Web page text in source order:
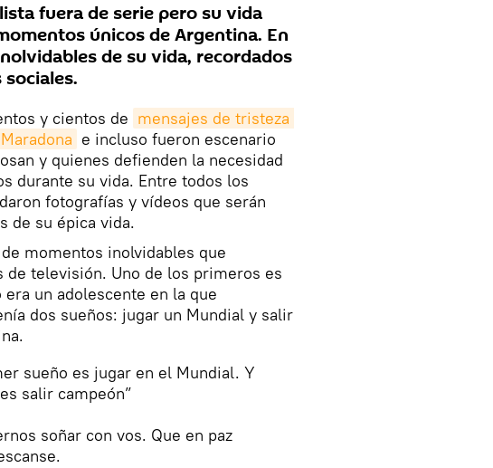
fuera de serie pero su vida
únicos de Argentina. En
de su vida, recordados
y cientos de mensajes de tristeza
e incluso fueron escenario
y quienes defienden la necesidad
durante su vida. Entre todos los
fotografías y vídeos que serán
de su épica vida.
momentos inolvidables que
de televisión. Uno de los primeros es
un adolescente en la que
dos sueños: jugar un Mundial y salir
sueño es jugar en el Mundial. Y
salir campeón”
soñar con vos. Que en paz